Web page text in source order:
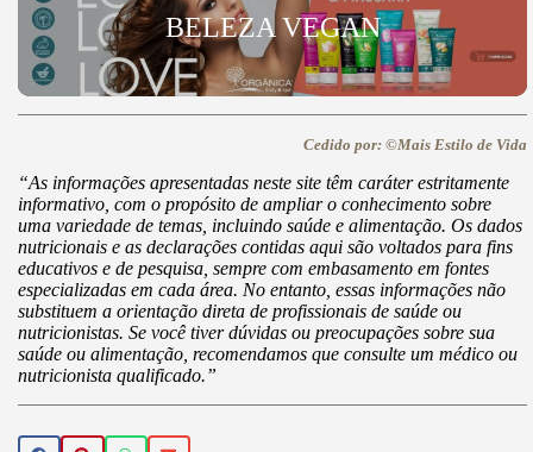
BELEZA VEGAN
Cedido por: ©Mais Estilo de Vida
“As informações apresentadas neste site têm caráter estritamente
informativo, com o propósito de ampliar o conhecimento sobre
uma variedade de temas, incluindo saúde e alimentação. Os dados
nutricionais e as declarações contidas aqui são voltados para fins
educativos e de pesquisa, sempre com embasamento em fontes
especializadas em cada área. No entanto, essas informações não
substituem a orientação direta de profissionais de saúde ou
nutricionistas. Se você tiver dúvidas ou preocupações sobre sua
saúde ou alimentação, recomendamos que consulte um médico ou
nutricionista qualificado.”